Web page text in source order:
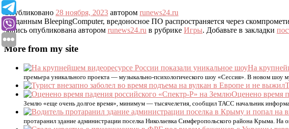
Опубликовано 28 ноября, 2023 автором runews24.ru
По данным BleepingComputer, вредоносное ПО распространяется через
Запись опубликована автором runews24.ru в рубрике Игры. Добавьте в закладки
More from my site
На
премьера уникального проекта — музыкально-психологического шоу «Сессия». В новом
Оценено время
Землю «еще очень долгое время», минимум — тысячелетия, сообщил ТАСС начальник
протаранил здание администрации поселка Николаевка Симферопольского района Крыма. На